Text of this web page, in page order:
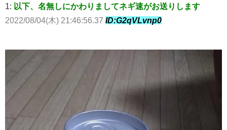
1: 以下、名無しにかわりましてネギ速がお送りします
2022/08/04(木) 21:46:56.37 ID:G2qVLvnp0